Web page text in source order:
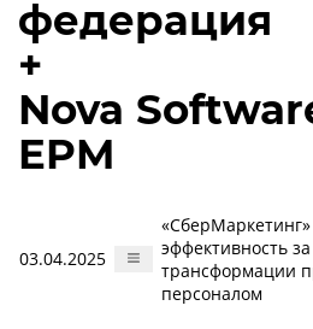
федерация
+
Nova
EPM
03.04.2025
эффективность
трансформации
персоналом